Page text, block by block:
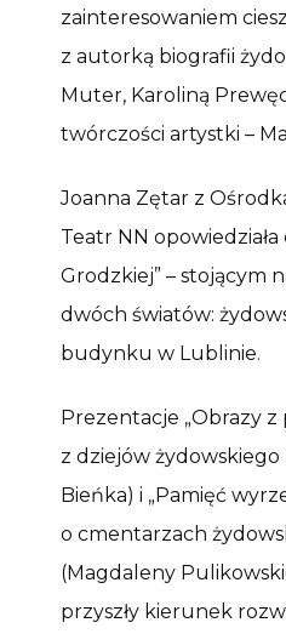
zainteresowaniem
z autorką biografii
Muter, Karoliną
twórczości artystki –
Joanna Zętar z
Teatr NN opowiedziała
Grodzkiej” – stojącym
dwóch światów:
budynku w Lublinie.
Prezentacje „Obrazy z
z dziejów żydowskiego
Bieńka) i „Pamięć
o cmentarzach
(Magdaleny
przyszły kierunek